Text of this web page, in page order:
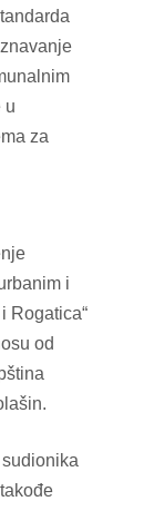
u
za
i
Rogatica“
od